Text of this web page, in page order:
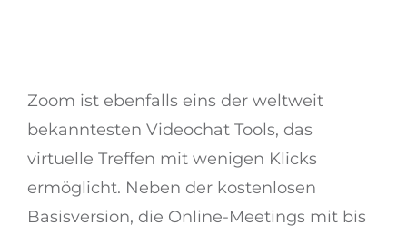
Zoom ist ebenfalls eins der weltweit
bekanntesten Videochat Tools, das
virtuelle Treffen mit wenigen Klicks
ermöglicht. Neben der kostenlosen
Basisversion, die Online-Meetings mit bis